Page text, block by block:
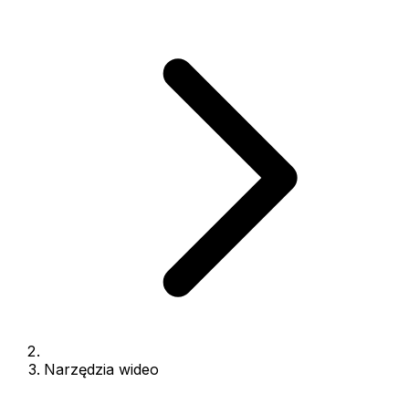
Narzędzia wideo